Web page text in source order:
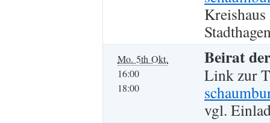
Kreishaus
Mo. 5th Okt.
16:00
18:00
Beirat
Link zur
vgl.